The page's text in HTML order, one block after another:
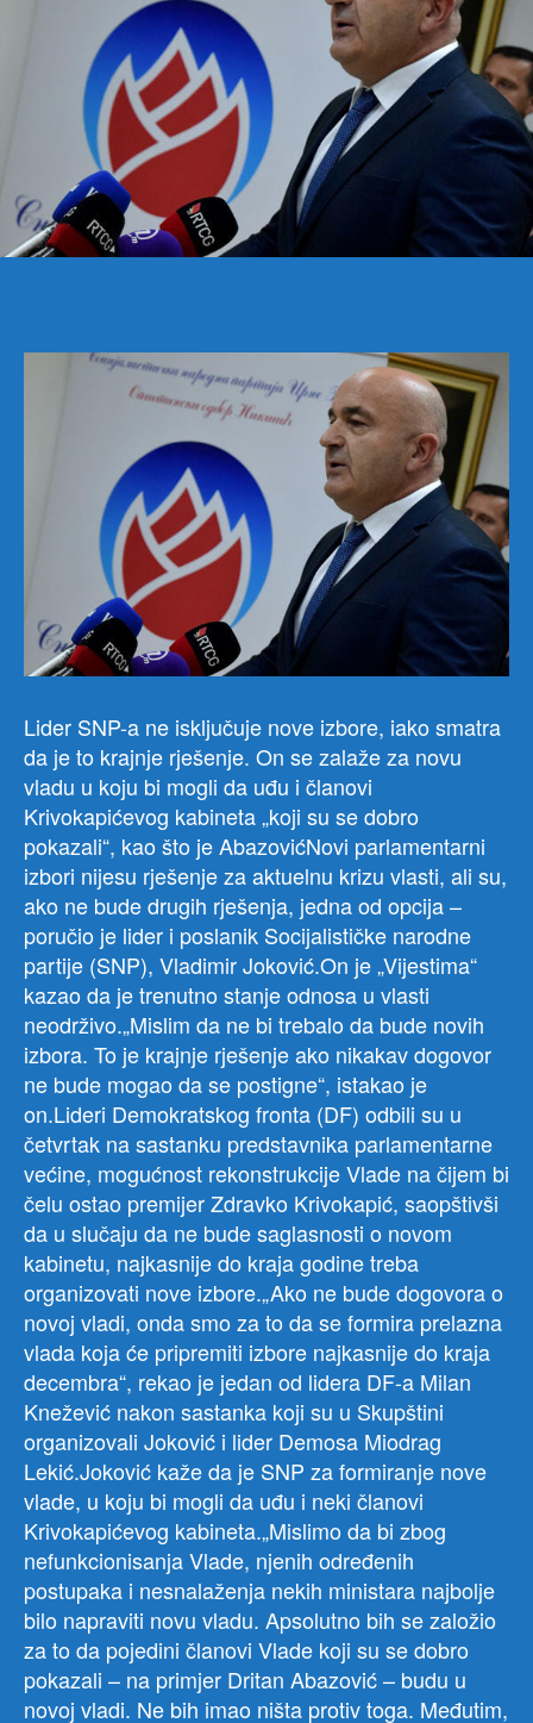
Lider SNP-a ne isključuje nove izbore, iako smatra
da je to krajnje rješenje. On se zalaže za novu
vladu u koju bi mogli da uđu i članovi
Krivokapićevog kabineta „koji su se dobro
pokazali“, kao što je AbazovićNovi parlamentarni
izbori nijesu rješenje za aktuelnu krizu vlasti, ali su,
ako ne bude drugih rješenja, jedna od opcija –
poručio je lider i poslanik Socijalističke narodne
partije (SNP), Vladimir Joković.On je „Vijestima“
kazao da je trenutno stanje odnosa u vlasti
neodrživo.„Mislim da ne bi trebalo da bude novih
izbora. To je krajnje rješenje ako nikakav dogovor
ne bude mogao da se postigne“, istakao je
on.Lideri Demokratskog fronta (DF) odbili su u
četvrtak na sastanku predstavnika parlamentarne
većine, mogućnost rekonstrukcije Vlade na čijem bi
čelu ostao premijer Zdravko Krivokapić, saopštivši
da u slučaju da ne bude saglasnosti o novom
kabinetu, najkasnije do kraja godine treba
organizovati nove izbore.„Ako ne bude dogovora o
novoj vladi, onda smo za to da se formira prelazna
vlada koja će pripremiti izbore najkasnije do kraja
decembra“, rekao je jedan od lidera DF-a Milan
Knežević nakon sastanka koji su u Skupštini
organizovali Joković i lider Demosa Miodrag
Lekić.Joković kaže da je SNP za formiranje nove
vlade, u koju bi mogli da uđu i neki članovi
Krivokapićevog kabineta.„Mislimo da bi zbog
nefunkcionisanja Vlade, njenih određenih
postupaka i nesnalaženja nekih ministara najbolje
bilo napraviti novu vladu. Apsolutno bih se založio
za to da pojedini članovi Vlade koji su se dobro
pokazali – na primjer Dritan Abazović – budu u
novoj vladi. Ne bih imao ništa protiv toga. Međutim,